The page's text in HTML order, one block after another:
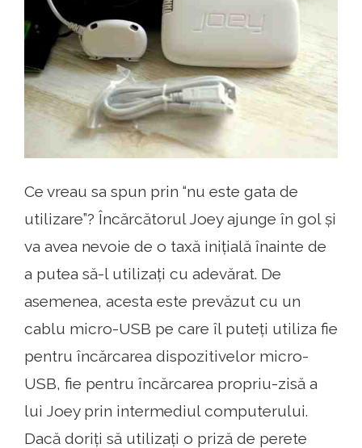
Ce vreau sa spun prin “nu este gata de
utilizare”? Încărcătorul Joey ajunge în gol și
va avea nevoie de o taxă inițială înainte de
a putea să-l utilizați cu adevărat. De
asemenea, acesta este prevăzut cu un
cablu micro-USB pe care îl puteți utiliza fie
pentru încărcarea dispozitivelor micro-
USB, fie pentru încărcarea propriu-zisă a
lui Joey prin intermediul computerului.
Dacă doriți să utilizați o priză de perete